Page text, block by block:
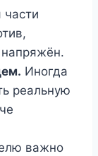
части
Иногда
реальную
важно